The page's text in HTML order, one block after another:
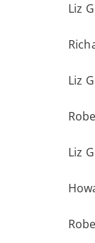
Liz
Liz
Liz